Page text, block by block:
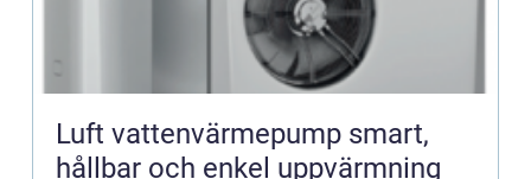
Luft vattenvärmepump smart,
hållbar och enkel uppvärmning